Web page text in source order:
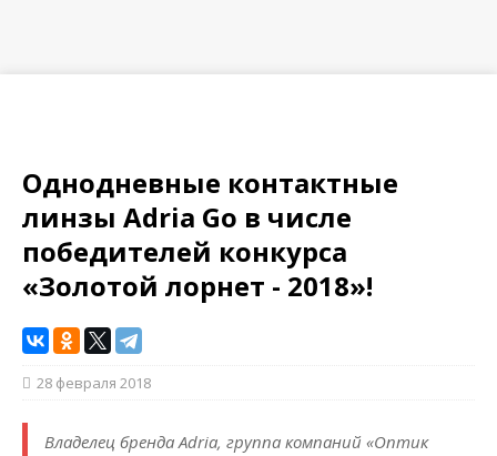
Однодневные контактные
линзы Adria Go в числе
победителей конкурса
«Золотой лорнет - 2018»!
28 февраля 2018
Владелец бренда Adria, группа компаний «Оптик